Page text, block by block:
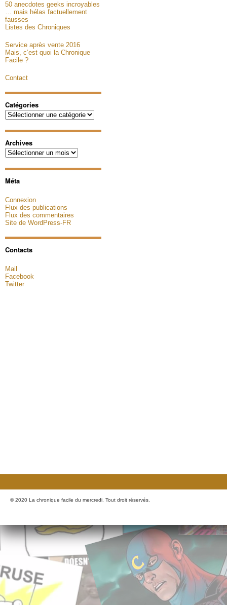
50 anecdotes geeks incroyables
… mais hélas factuellement
fausses
Listes des Chroniques
Service après vente 2016
Mais, c’est quoi la Chronique
Facile ?
Contact
Catégories
Catégories
Archives
Archives
Méta
Connexion
Flux des publications
Flux des commentaires
Site de WordPress-FR
Contacts
Mail
Facebook
Twitter
© 2020 La chronique facile du mercredi. Tout droit réservés.